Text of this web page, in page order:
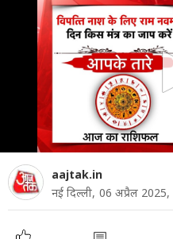
seconds
seconds
aajtak.in
नई दिल्ली, 06 अप्रैल 2025,